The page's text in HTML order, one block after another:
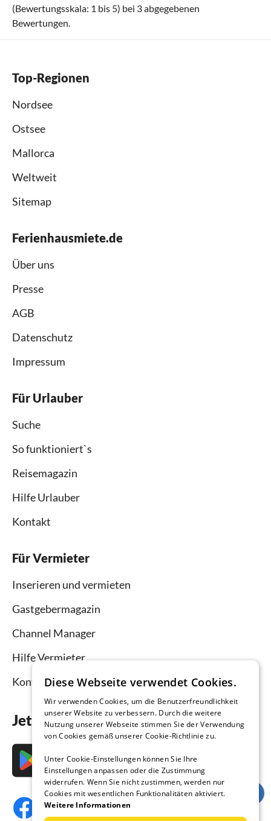
(Bewertungsskala: 1 bis 5) bei 3abgegebenen
Bewertungen.
Top-Regionen
Nordsee
Ostsee
Mallorca
Weltweit
Sitemap
Ferienhausmiete.de
Über uns
Presse
AGB
Datenschutz
Impressum
Für Urlauber
Suche
So funktioniert`s
Reisemagazin
Hilfe Urlauber
Kontakt
Für Vermieter
Inserieren und vermieten
Gastgebermagazin
Channel Manager
Hilfe Vermieter
Kontakt
Jetzt die App downloaden
Diese Webseite verwendet Cookies.
Wir verwenden Cookies, um die Benutzerfreundlichkeit
unserer Website zu verbessern. Durch die weitere
Nutzung unserer Webseite stimmen Sie der Verwendung
von Cookies gemäß unserer Cookie-Richtlinie zu.
Unter Cookie-Einstellungen können Sie Ihre
Einstellungen anpassen oder die Zustimmung
widerrufen. Wenn Sie nicht zustimmen, werden nur
Cookies mit wesentlichen Funktionalitäten aktiviert.
Weitere Informationen